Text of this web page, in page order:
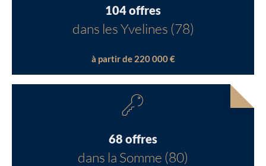
104 offres
dans les Yvelines (78)
à partir de 220 000 €
68 offres
dans la Somme (80)